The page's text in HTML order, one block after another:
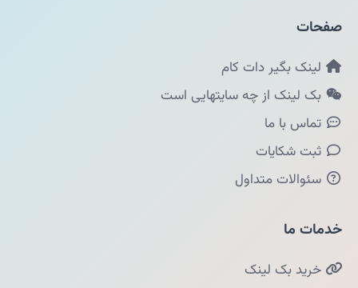
صفحات
لینک بگیر دات کام
بک لینک از چه سایتهایی است
تماس با ما
ثبت شکایات
سئوالات متداول
خدمات ما
خرید بک لینک